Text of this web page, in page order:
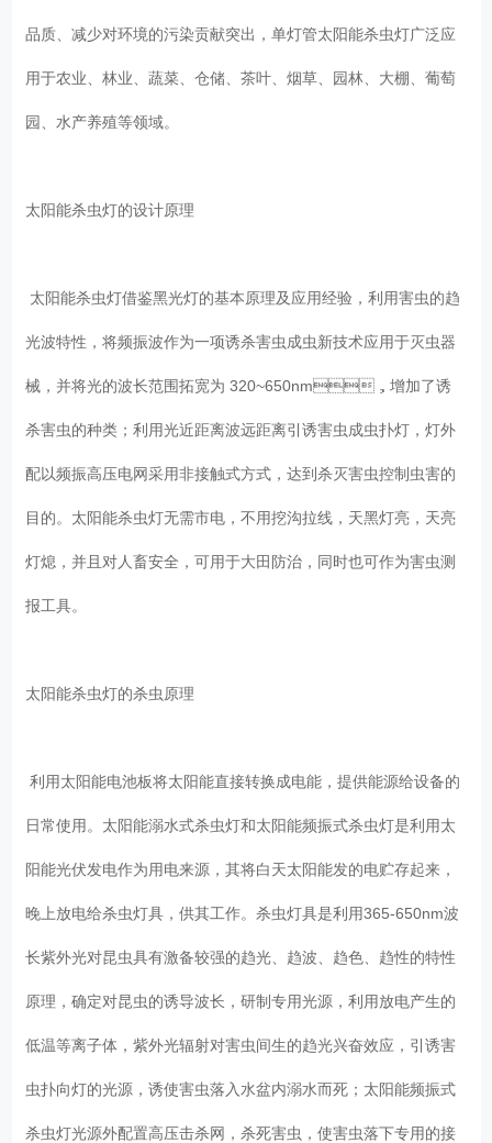
品质、减少对环境的污染贡献突出，单灯管太阳能杀虫灯广泛应
用于农业、林业、蔬菜、仓储、茶叶、烟草、园林、大棚、葡萄
园、水产养殖等领域。
太阳能杀虫灯的设计原理
太阳能杀虫灯借鉴黑光灯的基本原理及应用经验，利用害虫的趋
光波特性，将频振波作为一项诱杀害虫成虫新技术应用于灭虫器
械，并将光的波长范围拓宽为 320~650nm，增加了诱
杀害虫的种类；利用光近距离波远距离引诱害虫成虫扑灯，灯外
配以频振高压电网采用非接触式方式，达到杀灭害虫控制虫害的
目的。太阳能杀虫灯无需市电，不用挖沟拉线，天黑灯亮，天亮
灯熄，并且对人畜安全，可用于大田防治，同时也可作为害虫测
报工具。
太阳能杀虫灯的杀虫原理
利用太阳能电池板将太阳能直接转换成电能，提供能源给设备的
日常使用。太阳能溺水式杀虫灯和太阳能频振式杀虫灯是利用太
阳能光伏发电作为用电来源，其将白天太阳能发的电贮存起来，
晚上放电给杀虫灯具，供其工作。杀虫灯具是利用365-650nm波
长紫外光对昆虫具有激备较强的趋光、趋波、趋色、趋性的特性
原理，确定对昆虫的诱导波长，研制专用光源，利用放电产生的
低温等离子体，紫外光辐射对害虫间生的趋光兴奋效应，引诱害
虫扑向灯的光源，诱使害虫落入水盆内溺水而死；太阳能频振式
杀虫灯光源外配置高压击杀网，杀死害虫，使害虫落下专用的接